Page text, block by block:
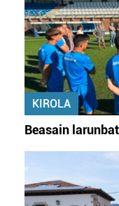
KIROLA
Beasain